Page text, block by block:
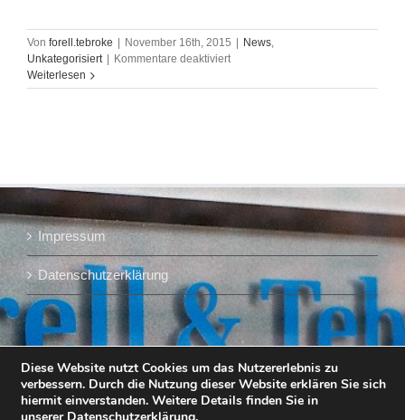
Von forell.tebroke November 16th, 2015 News,
Unkategorisiert
Kommentare deaktiviertfür
Börner
im
Umbruch:
Schwiiz",
in
Weiterlesen
Impressum
Datenschutzerklärung
Diese Website nutzt Cookies um das Nutzererlebnis zu
verbessern. Durch die Nutzung dieser Website erklären Sie sich
hiermit einverstanden. Weitere Details finden Sie in